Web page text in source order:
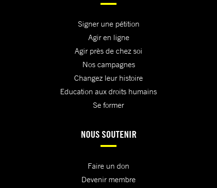
Signer une pétition
Agir en ligne
Agir près de chez soi
Nos campagnes
Changez leur histoire
Education aux droits humains
Se former
NOUS SOUTENIR
Faire un don
Devenir membre